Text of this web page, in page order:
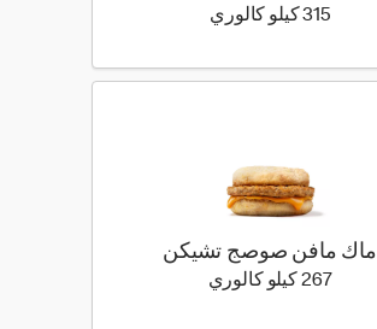
315 كيلو كالوري 315 كيلو سعرة حرارية
ماك مافن صوصج تشيكن
267 كيلو كالوري